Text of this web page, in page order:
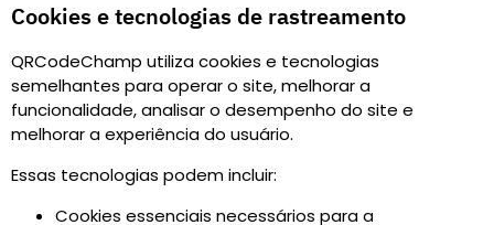
Cookies e tecnologias de rastreamento
QRCodeChamp utiliza cookies e tecnologias
semelhantes para operar o site, melhorar a
funcionalidade, analisar o desempenho do site e
melhorar a experiência do usuário.
Essas tecnologias podem incluir:
Cookies essenciais necessários para a